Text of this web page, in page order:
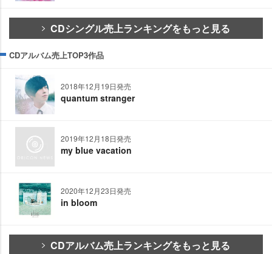
CDシングル売上ランキングをもっと見る
CDアルバム売上TOP3作品
2018年12月19日発売
quantum stranger
2019年12月18日発売
my blue vacation
2020年12月23日発売
in bloom
CDアルバム売上ランキングをもっと見る